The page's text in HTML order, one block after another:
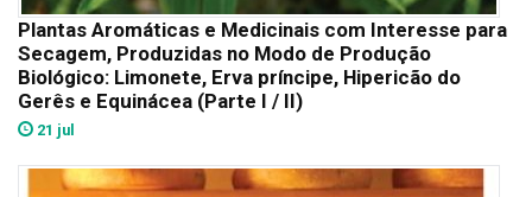
Plantas Aromáticas e Medicinais com Interesse para
Secagem, Produzidas no Modo de Produção
Biológico: Limonete, Erva príncipe, Hipericão do
Gerês e Equinácea (Parte I / II)
21 jul